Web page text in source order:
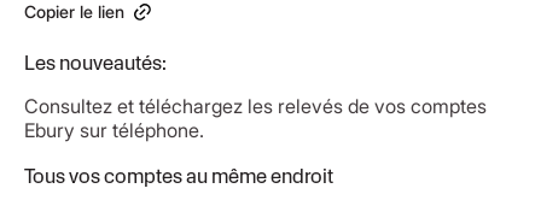
Copier le lien
Les nouveautés:
Consultez et téléchargez les relevés de vos comptes
Ebury sur téléphone.
Tous vos comptes au même endroit